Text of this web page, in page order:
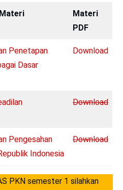
Materi
PDF
Penetapan
Dasar
Download
Download
Pengesahan
Indonesia
Download
PKN semester 1 silahkan